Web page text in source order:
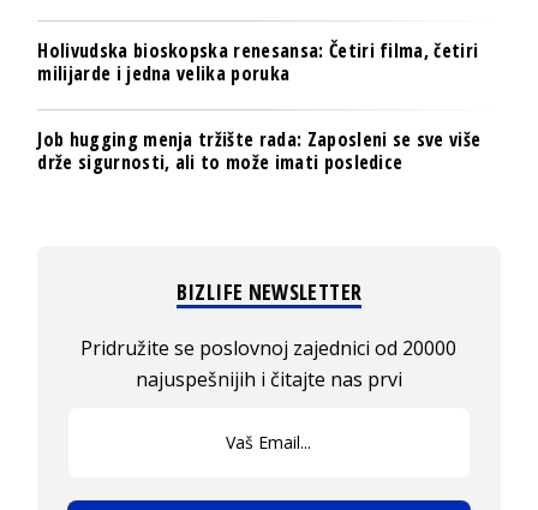
Holivudska bioskopska renesansa: Četiri filma, četiri
milijarde i jedna velika poruka
Job hugging menja tržište rada: Zaposleni se sve više
drže sigurnosti, ali to može imati posledice
BIZLIFE NEWSLETTER
Pridružite se poslovnoj zajednici od 20000
najuspešnijih i čitajte nas prvi